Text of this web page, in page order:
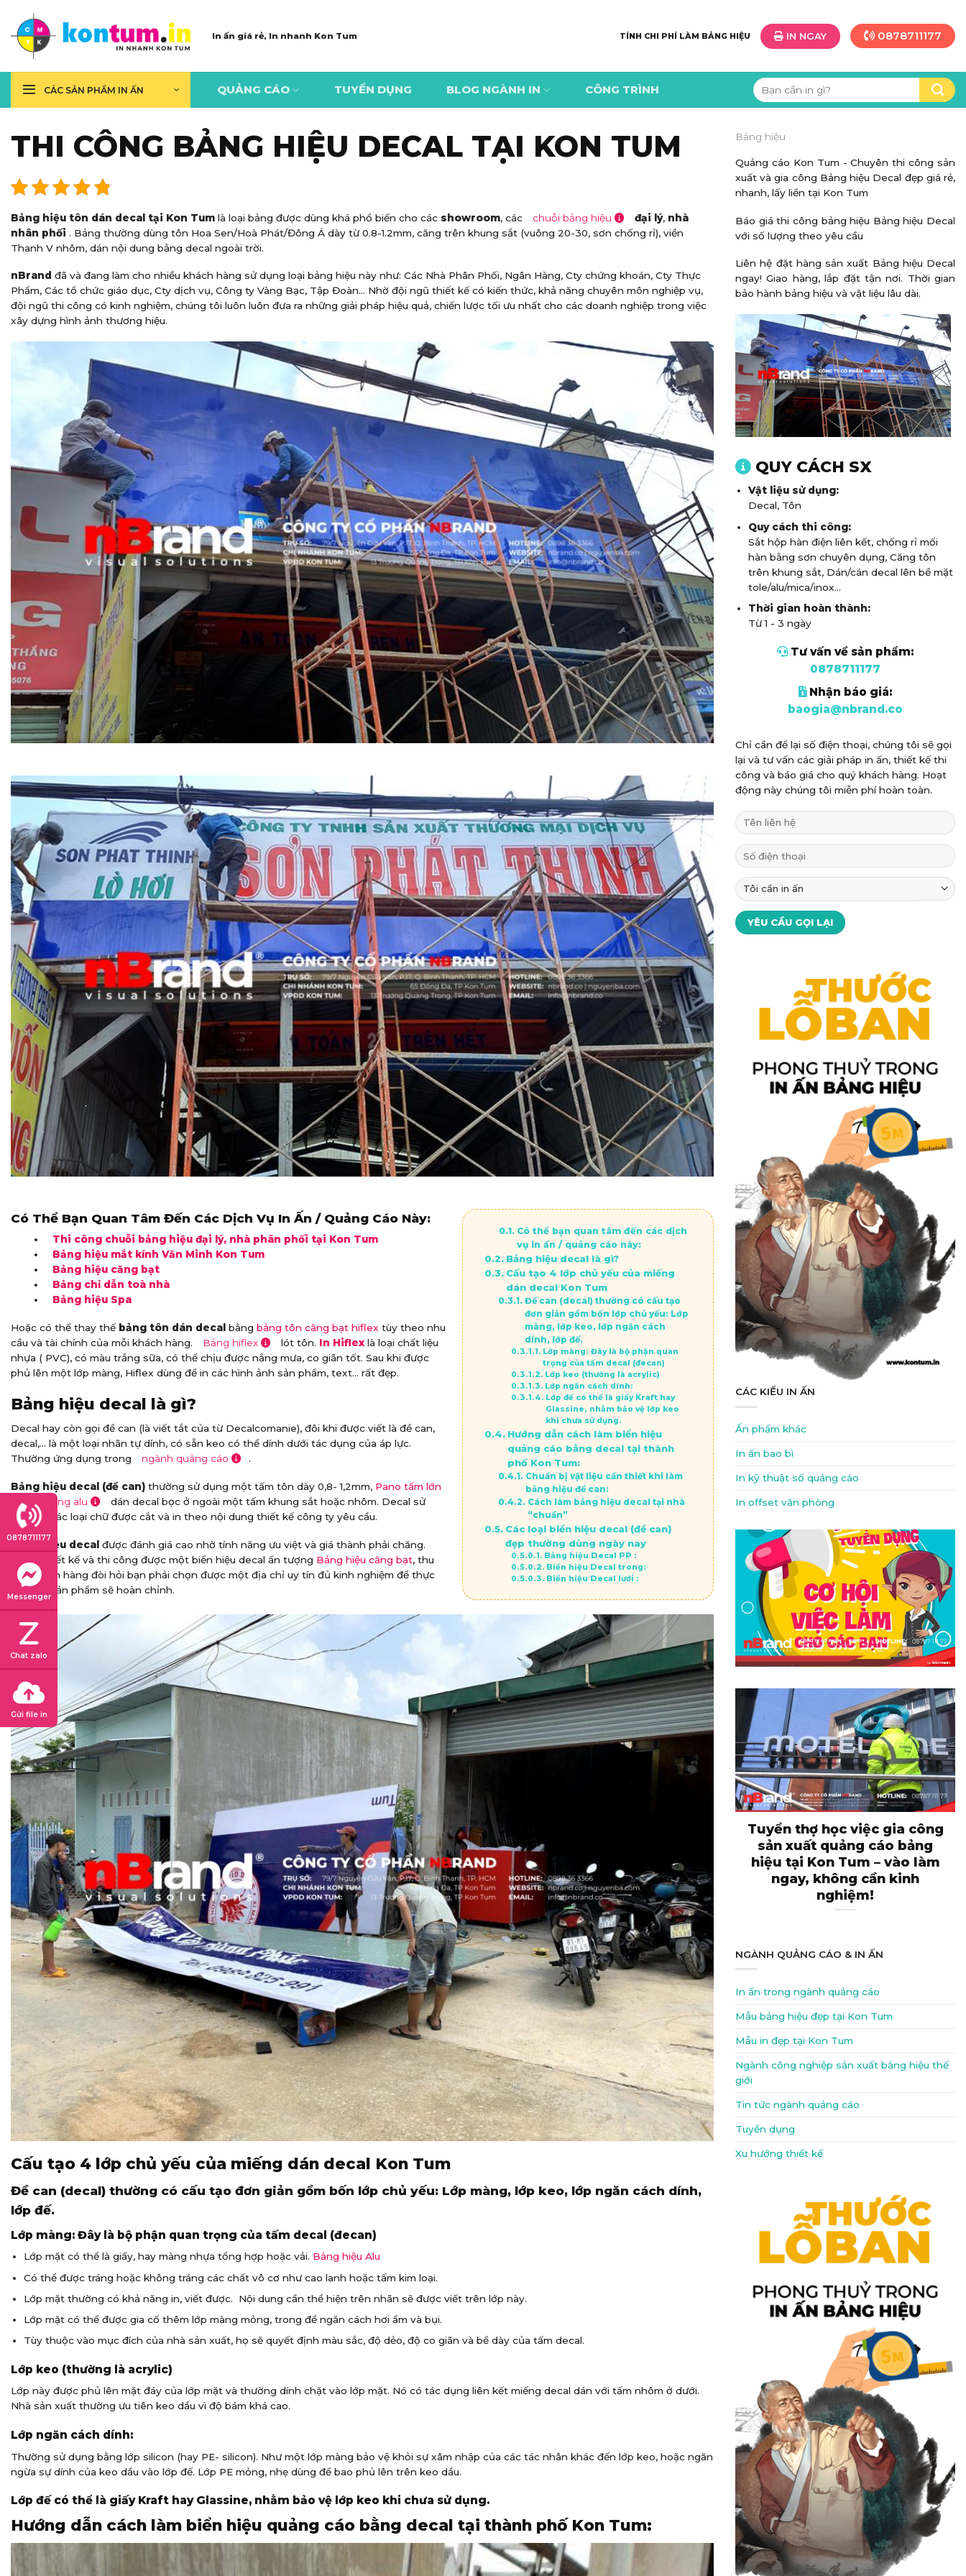
content
In ấn giá rẻ, In nhanh Kon Tum TÍNH CHI PHÍ LÀM BẢNG HIỆU IN NGAY 0878711177
CÁC SẢN PHẨM IN ẤN QUẢNG CÁO TUYỂN DỤNG BLOG NGÀNH IN CÔNG TRÌNH
Tìm
kiếm:
THI CÔNG BẢNG HIỆU DECAL TẠI KON TUM
Bảng hiệu tôn dán decal tại Kon Tum là loại bảng được dùng khá phổ biến cho các showroom, các chuỗi bảng hiệu đại lý, nhà
nhân phối . Bảng thường dùng tôn Hoa Sen/Hoà Phát/Đông Á dày từ 0.8-1.2mm, căng trên khung sắt (vuông 20-30, sơn chống rỉ), viền
Thanh V nhôm, dán nội dung bằng decal ngoài trời.
nBrand đã và đang làm cho nhiều khách hàng sử dụng loại bảng hiệu này như: Các Nhà Phân Phối, Ngân Hàng, Cty chứng khoán, Cty Thực
Phẩm, Các tổ chức giáo dục, Cty dịch vụ, Công ty Vàng Bạc, Tập Đoàn… Nhờ đội ngũ thiết kế có kiến thức, khả năng chuyên môn nghiệp vụ,
đội ngũ thi công có kinh nghiệm, chúng tôi luôn luôn đưa ra những giải pháp hiệu quả, chiến lược tối ưu nhất cho các doanh nghiệp trong việc
xây dựng hình ảnh thương hiệu.
Có thể bạn quan tâm đến các dịch
vụ in ấn / quảng cáo này:
Bảng hiệu decal là gì?
Cấu tạo 4 lớp chủ yếu của miếng
dán decal Kon Tum
Đề can (decal) thường có cấu tạo
đơn giản gồm bốn lớp chủ yếu: Lớp
màng, lớp keo, lớp ngăn cách
dính, lớp đế.
Lớp màng: Đây là bộ phận quan
trọng của tấm decal (đecan)
Lớp keo (thường là acrylic)
Lớp ngăn cách dính:
Lớp đế có thể là giấy Kraft hay
Glassine, nhằm bảo vệ lớp keo
khi chưa sử dụng.
Hướng dẫn cách làm biển hiệu
quảng cáo bằng decal tại thành
phố Kon Tum:
Chuẩn bị vật liệu cần thiết khi làm
bảng hiệu đề can:
Cách làm bảng hiệu decal tại nhà
“chuẩn”
Các loại biển hiệu decal (đề can)
đẹp thường dùng ngày nay
Bảng hiệu Decal PP :
Biển hiệu Decal trong:
Biển hiệu Decal lưới :
Có Thể Bạn Quan Tâm Đến Các Dịch Vụ In Ấn / Quảng Cáo Này:
Thi công chuỗi bảng hiệu đại lý, nhà phân phối tại Kon Tum
Bảng hiệu mắt kính Văn Minh Kon Tum
Bảng hiệu căng bạt
Bảng chỉ dẫn toà nhà
Bảng hiệu Spa
Hoặc có thể thay thế bảng tôn dán decal bằng bảng tôn căng bạt hiflex tùy theo nhu
cầu và tài chính của mỗi khách hàng.
Bảng hiflex lót tôn. In Hiflex là loại chất liệu
nhựa ( PVC), có màu trắng sữa, có thể chịu được nắng mưa, co giãn tốt. Sau khi được
phủ lên một lớp màng, Hiflex dùng để in các hình ảnh sản phẩm, text… rất đẹp.
Bảng hiệu decal là gì?
Decal hay còn gọi đề can (là viết tắt của từ Decalcomanie), đôi khi được viết là đề can,
decal,… là một loại nhãn tự dính, có sẵn keo có thể dính dưới tác dụng của áp lực.
Thường ứng dụng trong
ngành quảng cáo .
Bảng hiệu decal (đề can) thường sử dụng một tấm tôn dày 0,8- 1,2mm, Pano tấm lớn
hoặc
bảng alu
dán decal bọc ở ngoài một tấm khung sắt hoặc nhôm. Decal sử
dụng là các loại chữ được cắt và in theo nội dung thiết kế công ty yêu cầu.
Bảng hiệu decal được đánh giá cao nhờ tính năng ưu việt và giá thành phải chăng.
Muốn thiết kế và thi công được một biển hiệu decal ấn tượng Bảng hiệu căng bạt, thu
hút khách hàng đòi hỏi bạn phải chọn được một địa chỉ uy tín đủ kinh nghiệm để thực
hiện thì sản phẩm sẽ hoàn chỉnh.
Cấu tạo 4 lớp chủ yếu của miếng dán decal Kon Tum
Đề can (decal) thường có cấu tạo đơn giản gồm bốn lớp chủ yếu: Lớp màng, lớp keo, lớp ngăn cách dính,
lớp đế.
Lớp màng: Đây là bộ phận quan trọng của tấm decal (đecan)
Lớp mặt có thể là giấy, hay màng nhựa tổng hợp hoặc vải. Bảng hiệu Alu
Có thể được tráng hoặc không tráng các chất vô cơ như cao lanh hoặc tấm kim loại.
Lớp mặt thường có khả năng in, viết được. Nội dung cần thể hiện trên nhãn sẽ được viết trên lớp này.
Lớp mặt có thể được gia cố thêm lớp màng mỏng, trong để ngăn cách hơi ẩm và bụi.
Tùy thuộc vào mục đích của nhà sản xuất, họ sẽ quyết định màu sắc, độ dẻo, độ co giãn và bề dày của tấm decal.
Lớp keo (thường là acrylic)
Lớp này được phủ lên mặt đáy của lớp mặt và thường dính chặt vào lớp mặt. Nó có tác dụng liên kết miếng decal dán với tấm nhôm ở dưới.
Nhà sản xuất thường ưu tiên keo dầu vì độ bám khá cao.
Lớp ngăn cách dính:
Thường sử dụng bằng lớp silicon (hay PE- silicon). Như một lớp màng bảo vệ khỏi sự xâm nhập của các tác nhân khác đến lớp keo, hoặc ngăn
ngừa sự dính của keo dầu vào lớp đế. Lớp PE mỏng, nhẹ dùng để bao phủ lên trên keo dầu.
Lớp đế có thể là giấy Kraft hay Glassine, nhằm bảo vệ lớp keo khi chưa sử dụng.
Hướng dẫn cách làm biển hiệu quảng cáo bằng decal tại thành phố Kon Tum:
Bảng hiệu
Quảng cáo Kon Tum - Chuyên thi công sản
xuất và gia công Bảng hiệu Decal đẹp giá rẻ,
nhanh, lấy liền tại Kon Tum
Báo giá thi công bảng hiệu Bảng hiệu Decal
với số lượng theo yêu cầu
Liên hệ đặt hàng sản xuất Bảng hiệu Decal
ngay! Giao hàng, lắp đặt tận nơi. Thời gian
bảo hành bảng hiệu và vật liệu lâu dài.
QUY CÁCH SX
Vật liệu sử dụng:
Decal, Tôn
Quy cách thi công:
Sắt hộp hàn điện liên kết, chống rỉ mối
hàn bằng sơn chuyên dụng, Căng tôn
trên khung sắt, Dán/cán decal lên bề mặt
tole/alu/mica/inox...
Thời gian hoàn thành:
Từ 1 - 3 ngày
Tư vấn về sản phẩm:
0878711177
Nhận báo giá:
baogia@nbrand.co
Chỉ cần để lại số điện thoại, chúng tôi sẽ gọi
lại và tư vấn các giải pháp in ấn, thiết kế thi
công và báo giá cho quý khách hàng. Hoạt
động này chúng tôi miễn phí hoàn toàn.
CÁC KIỂU IN ẤN
Ấn phẩm khác
In ấn bao bì
In kỹ thuật số quảng cáo
In offset văn phòng
Tuyển thợ học việc gia công
sản xuất quảng cáo bảng
hiệu tại Kon Tum – vào làm
ngay, không cần kinh
nghiệm!
NGÀNH QUẢNG CÁO & IN ẤN
In ấn trong ngành quảng cáo
Mẫu bảng hiệu đẹp tại Kon Tum
Mẫu in đẹp tại Kon Tum
Ngành công nghiệp sản xuất bảng hiệu thế
giới
Tin tức ngành quảng cáo
Tuyển dụng
Xu hướng thiết kế
0878711177
Messenger
Chat zalo
Gửi file in